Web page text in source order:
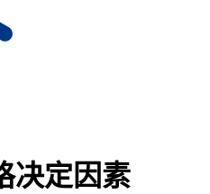
决定因素